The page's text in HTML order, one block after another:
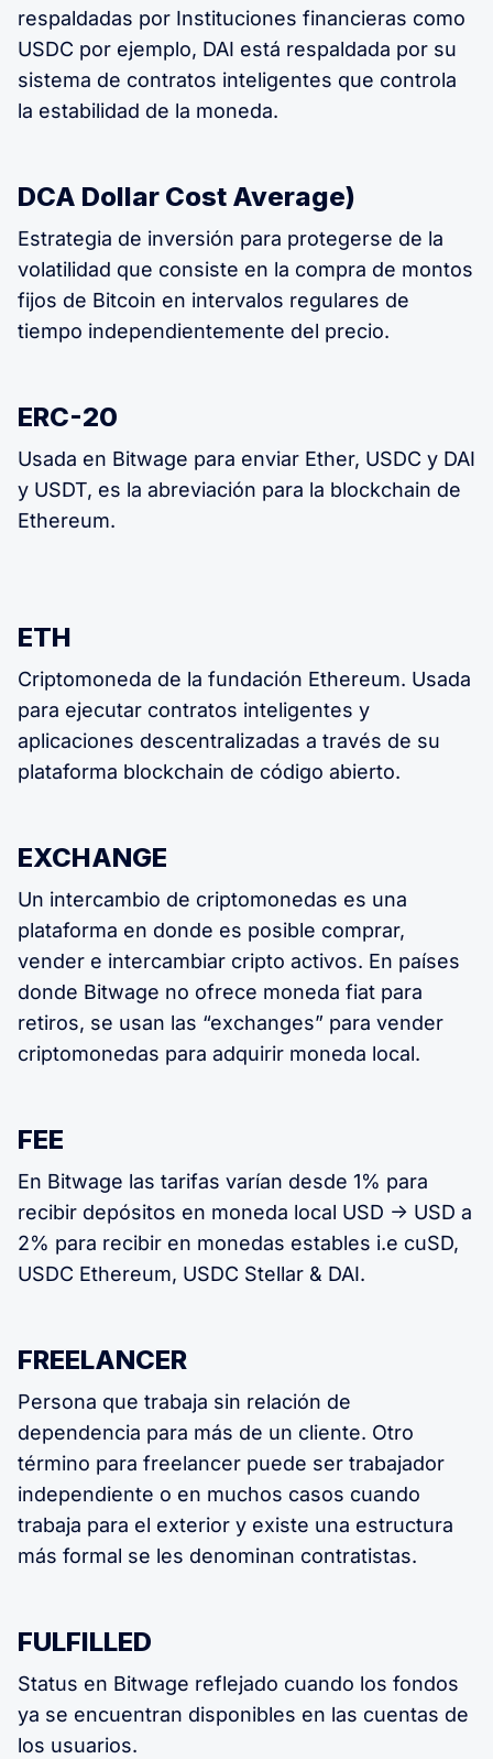
respaldadas por Instituciones financieras como
USDC por ejemplo, DAI está respaldada por su
sistema de contratos inteligentes que controla
la estabilidad de la moneda.
DCA Dollar Cost Average)
Estrategia de inversión para protegerse de la
volatilidad que consiste en la compra de montos
fijos de Bitcoin en intervalos regulares de
tiempo independientemente del precio.
ERC-20
Usada en Bitwage para enviar Ether, USDC y DAI
y USDT, es la abreviación para la blockchain de
Ethereum.
ETH
Criptomoneda de la fundación Ethereum. Usada
para ejecutar contratos inteligentes y
aplicaciones descentralizadas a través de su
plataforma blockchain de código abierto.
EXCHANGE
Un intercambio de criptomonedas es una
plataforma en donde es posible comprar,
vender e intercambiar cripto activos. En países
donde Bitwage no ofrece moneda fiat para
retiros, se usan las “exchanges” para vender
criptomonedas para adquirir moneda local.
FEE
En Bitwage las tarifas varían desde 1% para
recibir depósitos en moneda local USD -> USD a
2% para recibir en monedas estables i.e cuSD,
USDC Ethereum, USDC Stellar & DAI.
FREELANCER
Persona que trabaja sin relación de
dependencia para más de un cliente. Otro
término para freelancer puede ser trabajador
independiente o en muchos casos cuando
trabaja para el exterior y existe una estructura
más formal se les denominan contratistas.
FULFILLED
Status en Bitwage reflejado cuando los fondos
ya se encuentran disponibles en las cuentas de
los usuarios.